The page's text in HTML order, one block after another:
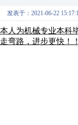
发表于：2021-06-22
本人为机械专业本科
走弯路，进步更快！